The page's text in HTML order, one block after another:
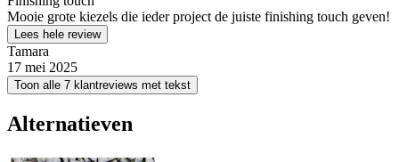
Mooie grote kiezels die ieder project de juiste finishing touch geven!
Lees hele review
Tamara
17 mei 2025
Toon alle 7 klantreviews met tekst
Alternatieven